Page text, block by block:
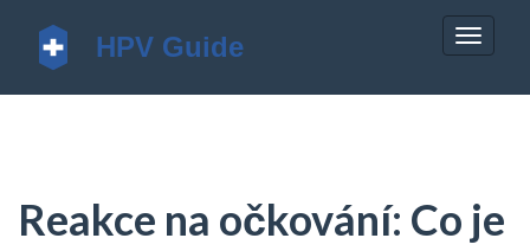
Reakce na očkování: Co je